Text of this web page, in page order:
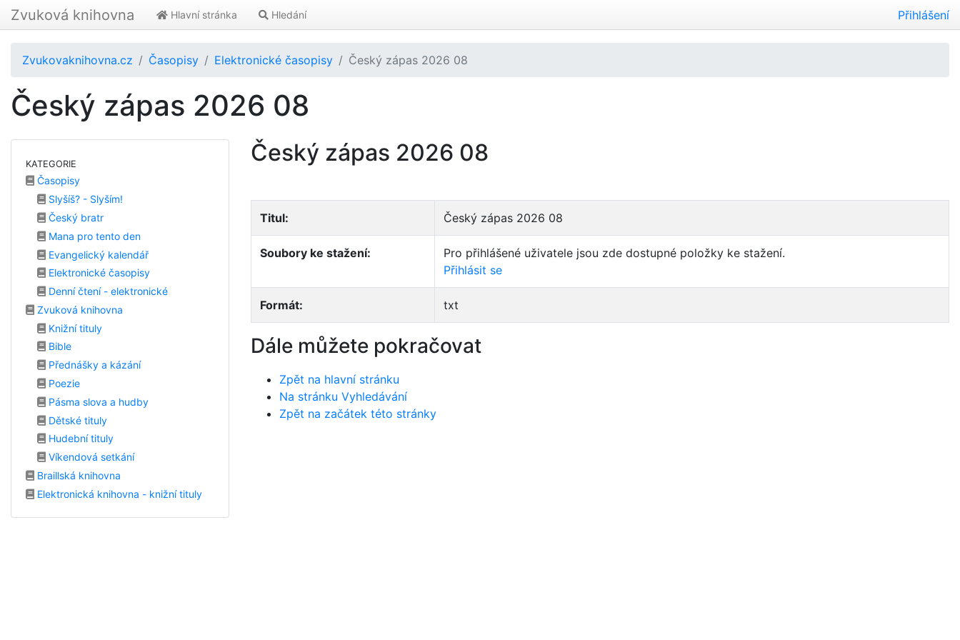
Zvuková knihovna Hlavní stránka Hledání Přihlášení
Zvukovaknihovna.cz Časopisy Elektronické časopisy Český zápas 2026 08
Český zápas 2026 08
KATEGORIE
Časopisy
Slyšíš? - Slyším!
Český bratr
Mana pro tento den
Evangelický kalendář
Elektronické časopisy
Denní čtení - elektronické
Zvuková knihovna
Knižní tituly
Bible
Přednášky a kázání
Poezie
Pásma slova a hudby
Dětské tituly
Hudební tituly
Víkendová setkání
Braillská knihovna
Elektronická knihovna - knižní tituly
Český zápas 2026 08
Titul: Český zápas 2026 08
Soubory ke stažení:
Pro přihlášené uživatele jsou zde dostupné položky ke stažení.
Přihlásit se
Formát: txt
Dále můžete pokračovat
Zpět na hlavní stránku
Na stránku Vyhledávání
Zpět na začátek této stránky